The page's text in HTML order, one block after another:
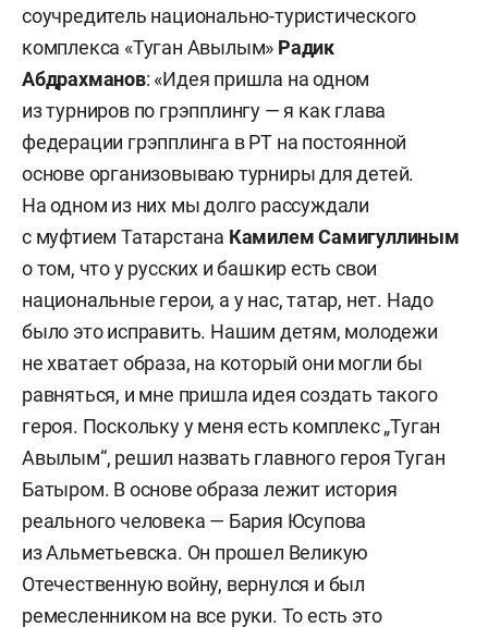
соучредитель национально-туристического
комплекса «Туган Авылым» Радик
Абдрахманов: «Идея пришла на одном
из турниров по грэпплингу — я как глава
федерации грэпплинга в РТ на постоянной
основе организовываю турниры для детей.
На одном из них мы долго рассуждали
с муфтием Татарстана Камилем Самигуллиным
о том, что у русских и башкир есть свои
национальные герои, а у нас, татар, нет. Надо
было это исправить. Нашим детям, молодежи
не хватает образа, на который они могли бы
равняться, и мне пришла идея создать такого
героя. Поскольку у меня есть комплекс „Туган
Авылым“, решил назвать главного героя Туган
Батыром. В основе образа лежит история
реального человека — Бария Юсупова
из Альметьевска. Он прошел Великую
Отечественную войну, вернулся и был
ремесленником на все руки. То есть это